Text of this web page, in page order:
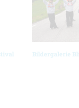
Bildergalerie